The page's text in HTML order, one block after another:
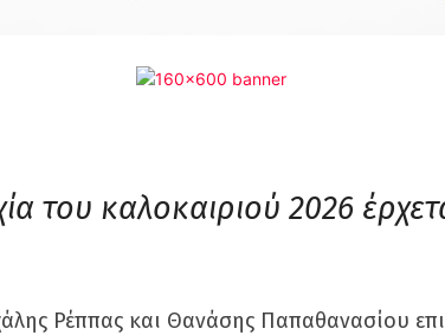
του καλοκαιριού 2026
Ρέππας και Θανάσης Παπαθανασίου